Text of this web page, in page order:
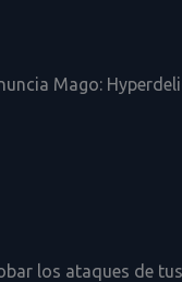
Mago:
los ataques de tus